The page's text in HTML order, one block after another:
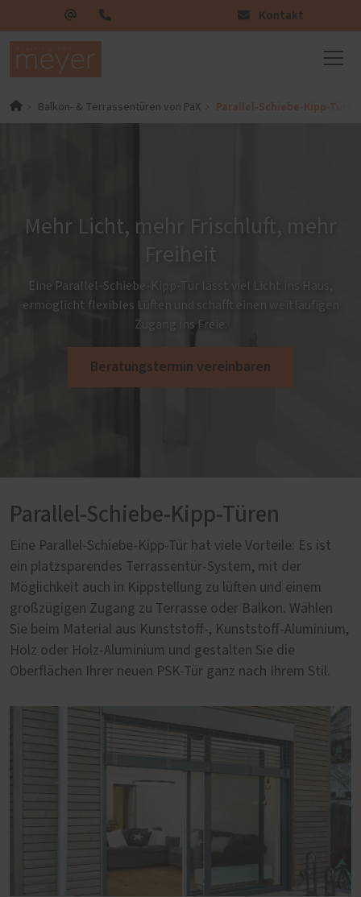
Kontakt
Balkon- & Terrassentüren von PaX Parallel-Schiebe-Kipp-Türen
Mehr Licht, mehr Frischluft, mehr
Freiheit
Eine Parallel-Schiebe-Kipp-Tür lässt viel Licht ins Haus,
ermöglicht flexibles Lüften und schafft einen weitläufigen
Zugang ins Freie.
Beratungstermin vereinbaren
Parallel-Schiebe-Kipp-Türen
Eine Parallel-Schiebe-Kipp-Tür hat viele Vorteile: Es ist
ein platzsparendes Terrassentür-System, mit der
Möglichkeit auch in Kippstellung zu lüften und einem
großzügigen Zugang zu Terrasse oder Balkon. Wählen
Sie beim Material aus Kunststoff-, Kunststoff-Aluminium,
Holz oder Holz-Aluminium und gestalten Sie die
Oberflächen Ihrer neuen PSK-Tür ganz nach Ihrem Stil.